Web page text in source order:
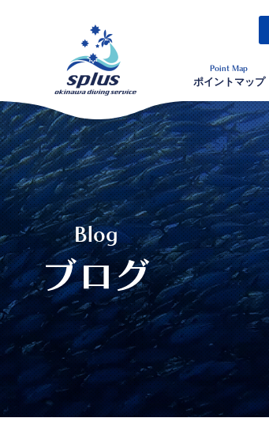
Point Map
ポイントマップ
Blog
ブログ